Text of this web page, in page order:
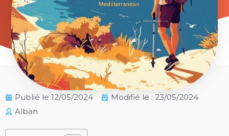
Publié le 12/05/2024
Modifié le : 23/05/2024
Alban